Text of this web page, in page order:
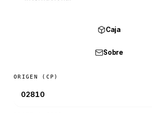
Caja
Sobre
ORIGEN (CP)